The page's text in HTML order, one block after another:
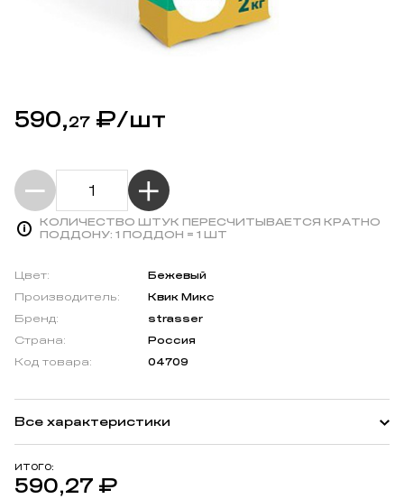
590,27 ₽/шт
КОЛИЧЕСТВО ШТУК ПЕРЕСЧИТЫВАЕТСЯ КРАТНО
ПОДДОНУ: 1 ПОДДОН = 1 ШТ
ИТОГО:
590,27 ₽
Цвет:
Бежевый
Производитель:
Квик Микс
Бренд:
strasser
Страна:
Россия
Код товара:
04709
Все характеристики